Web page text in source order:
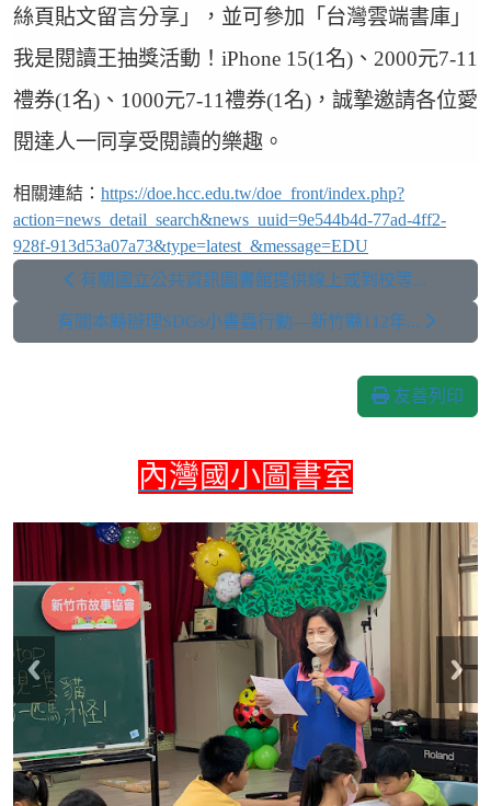
絲頁貼文留言分享」，並可參加「台灣雲端書庫」
我是閱讀王抽獎活動！iPhone 15(1名)、2000元7-11
禮券(1名)、1000元7-11禮券(1名)，誠摯邀請各位愛
閱達人一同享受閱讀的樂趣。
相關連結： https://doe.hcc.edu.tw/doe_front/index.php?
action=news_detail_search&news_uuid=9e544b4d-77ad-4ff2-
928f-913d53a07a73&type=latest_&message=EDU
有關國立公共資訊圖書館提供線上或到校等...
有關本縣辦理SDGs小書蟲行動—新竹縣112年...
友善列印
內灣國小圖書室